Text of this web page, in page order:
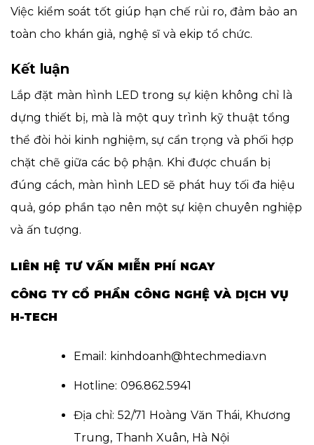
Việc kiểm soát tốt giúp hạn chế rủi ro, đảm bảo an
toàn cho khán giả, nghệ sĩ và ekip tổ chức.
Kết luận
Lắp đặt màn hình LED trong sự kiện không chỉ là
dựng thiết bị, mà là một quy trình kỹ thuật tổng
thể đòi hỏi kinh nghiệm, sự cẩn trọng và phối hợp
chặt chẽ giữa các bộ phận. Khi được chuẩn bị
đúng cách, màn hình LED sẽ phát huy tối đa hiệu
quả, góp phần tạo nên một sự kiện chuyên nghiệp
và ấn tượng.
LIÊN HỆ TƯ VẤN MIỄN PHÍ NGAY
CÔNG TY CỔ PHẦN CÔNG NGHỆ VÀ DỊCH VỤ
H-TECH
Email: kinhdoanh@htechmedia.vn
Hotline: 096.862.5941
Địa chỉ: 52/71 Hoàng Văn Thái, Khương
Trung, Thanh Xuân, Hà Nội